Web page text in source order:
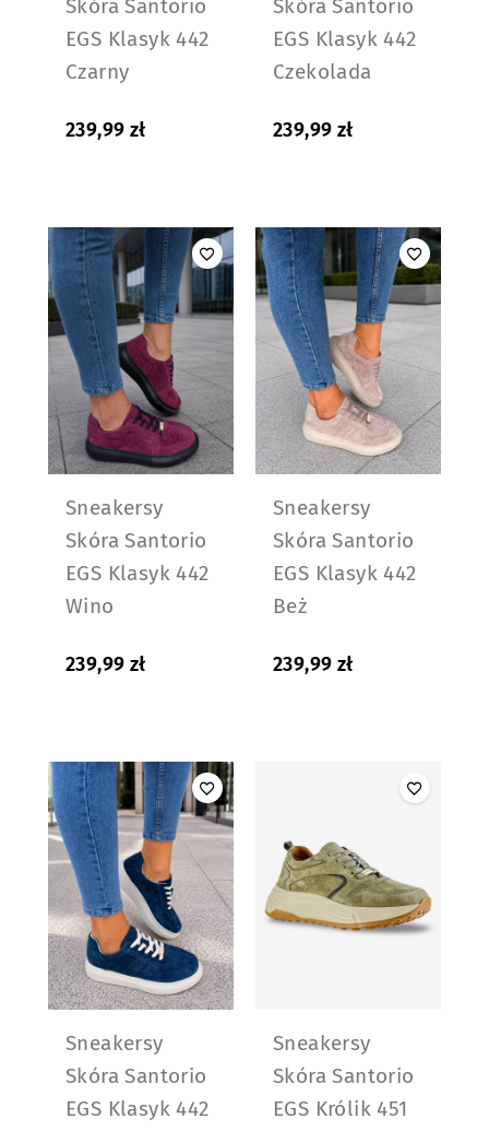
Skóra Santorio
EGS Klasyk 442
Czarny
239,99 zł
Skóra Santorio
EGS Klasyk 442
Czekolada
239,99 zł
Sneakersy
Skóra Santorio
EGS Klasyk 442
Wino
239,99 zł
Sneakersy
Skóra Santorio
EGS Klasyk 442
Beż
239,99 zł
Sneakersy
Skóra Santorio
EGS Klasyk 442
Sneakersy
Skóra Santorio
EGS Królik 451